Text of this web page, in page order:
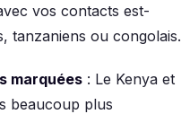
vos contacts est-
tanzaniens ou congolais.
marquées : Le Kenya et
beaucoup plus